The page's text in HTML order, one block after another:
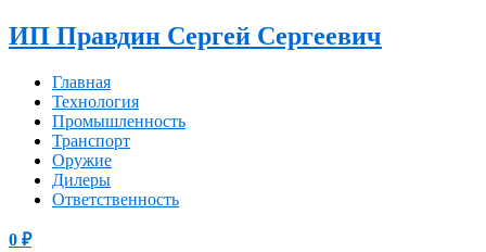
ИП Правдин Сергей Сергеевич
Главная
Технология
Промышленность
Транспорт
Оружие
Дилеры
Ответственность
0 ₽